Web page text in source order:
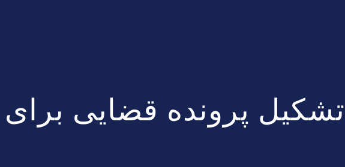
تشکیل پرونده قضایی